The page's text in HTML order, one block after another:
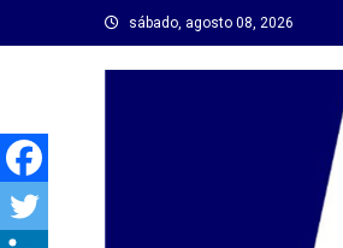
al
sábado, agosto 08, 2026